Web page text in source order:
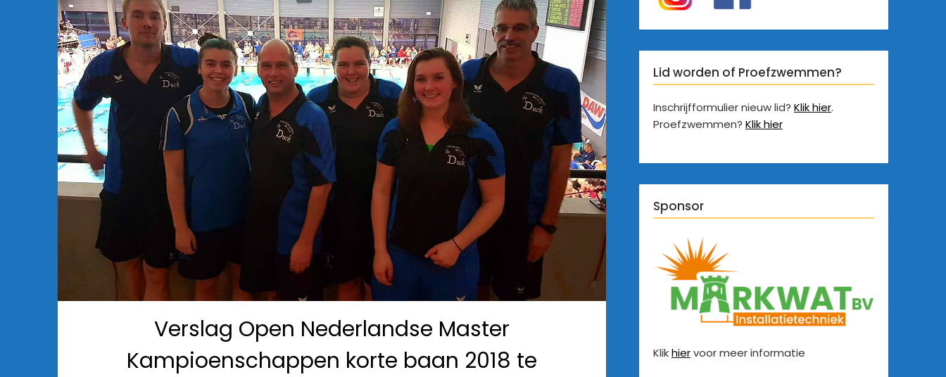
Verslag Open Nederlandse Master
Kampioenschappen korte baan 2018 te
Lid worden of Proefzwemmen?
Inschrijfformulier nieuw lid? Klik hier.
Proefzwemmen? Klik hier
Sponsor
Klikhiervoor meer informatie